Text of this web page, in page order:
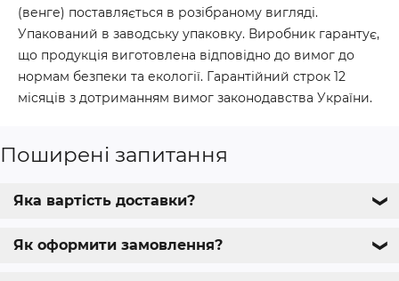
(венге) поставляється в розібраному вигляді.
Упакований в заводську упаковку. Виробник гарантує,
що продукція виготовлена відповідно до вимог до
нормам безпеки та екології. Гарантійний строк 12
місяців з дотриманням вимог законодавства України.
Поширені запитання
Яка вартість доставки? ❯
Як оформити замовлення? ❯